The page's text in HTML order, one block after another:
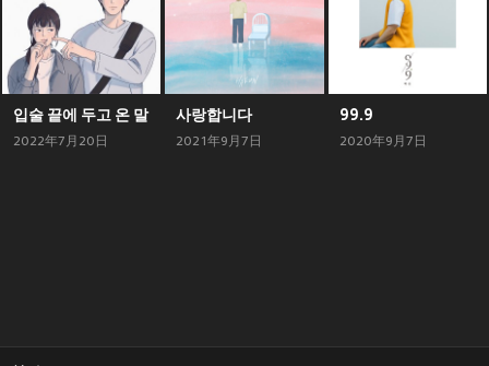
입술 끝에 두고 온 말
2022年7月20日
사랑합니다
2021年9月7日
99.9
2020年9月7日